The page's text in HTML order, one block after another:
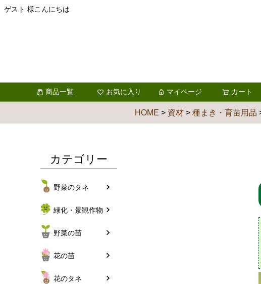
ゲスト 様こんにちは
商品一覧 お気に入り マイページ カート
HOME 資材 種まき・育苗用品
カテゴリー
野菜のタネ
緑化・景観作物
野菜の苗
花の苗
花のタネ